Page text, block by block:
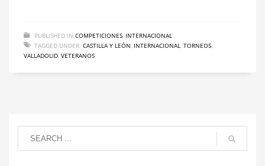
PUBLISHED IN COMPETICIONES INTERNACIONAL
TAGGED UNDER: CASTILLA Y LEÓN INTERNACIONAL TORNEOS
VALLADOLID VETERANOS